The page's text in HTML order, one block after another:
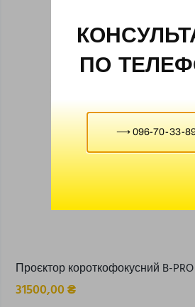
Проєктор короткофокусний B-
31500,00₴
ПО
⟶ 096-70-33-